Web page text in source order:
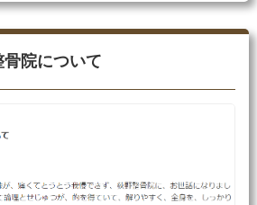
院について